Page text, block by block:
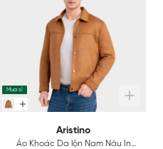
Mua sỉ
Aristino
Áo Khoác Da lộn Nam Nâu In